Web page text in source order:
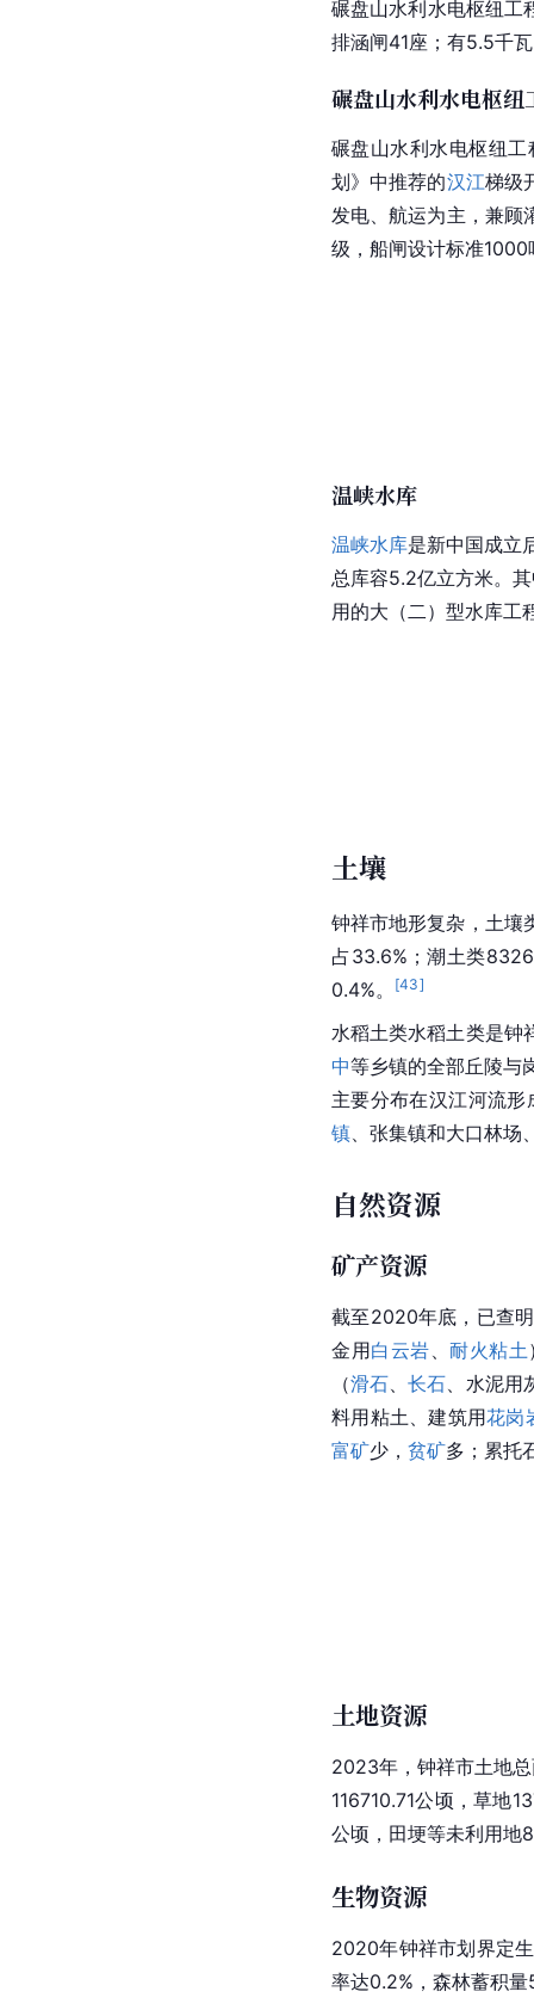
碾盘山水利水电枢纽工
排涵闸41座；有5.5千
碾盘山水利水电枢纽
碾盘山水利水电枢纽工
划》中推荐的汉江梯级
发电、航运为主，兼顾
级，船闸设计标准
温峡水库
温峡水库是新中国成立
总库容5.2亿立方米。
用的大（二）型水库工
土壤
钟祥市地形复杂， 土壤
占33.6%；潮土类
0.4%。
[43]
水稻土类水稻土类是钟
中等乡镇的全部 丘陵与
主要分布在汉江河流形
镇
张集镇和大口林场
自然资源
矿产资源
截至2020年底，已查
金用白云岩、耐火粘土
（滑石、长石、水泥用
料用粘土、建筑用花岗
富矿少， 贫矿多；累托
土地资源
2023年，钟祥市土地
116710.71公顷，草地
公顷，田埂等未利用地
生物资源
2020年钟祥市划界定
率达0.2%，森林蓄积